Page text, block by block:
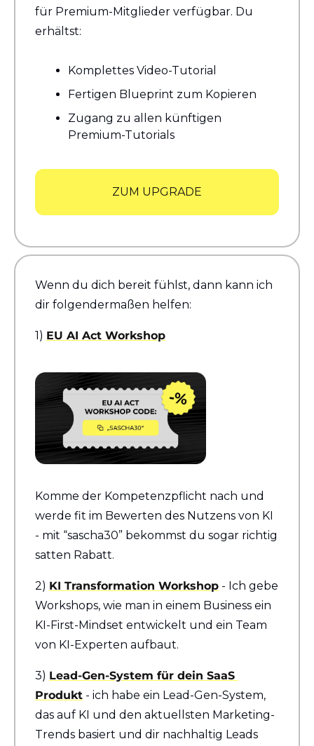
für Premium-Mitglieder verfügbar. Du
erhältst:
Komplettes Video-Tutorial
Fertigen Blueprint zum Kopieren
Zugang zu allen künftigen
Premium-Tutorials
ZUM UPGRADE
Wenn du dich bereit fühlst, dann kann ich
dir folgendermaßen helfen:
1) EU AI Act Workshop
Komme der Kompetenzpflicht nach und
werde fit im Bewerten des Nutzens von KI
- mit “sascha30” bekommst du sogar richtig
satten Rabatt.
2) KI Transformation Workshop - Ich gebe
Workshops, wie man in einem Business ein
KI-First-Mindset entwickelt und ein Team
von KI-Experten aufbaut.
3) Lead-Gen-System für dein SaaS
Produkt - ich habe ein Lead-Gen-System,
das auf KI und den aktuellsten Marketing-
Trends basiert und dir nachhaltig Leads